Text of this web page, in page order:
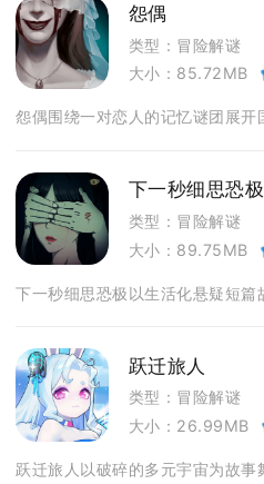
怨偶
类型：冒险解谜
大小：85.72MB
下一秒细思恐极
类型：冒险解谜
大小：89.75MB
跃迁旅人
类型：冒险解谜
大小：26.99MB